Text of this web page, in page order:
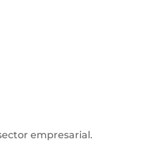
empresarial.